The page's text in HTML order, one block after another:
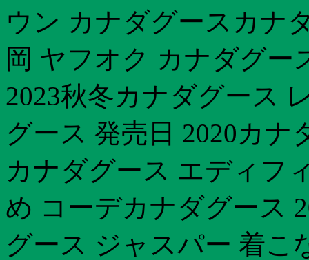
ウン カナダグースカナ
岡 ヤフオク カナダグ
2023秋冬カナダグース
グース 発売日 2020カ
カナダグース エディフ
め コーデカナダグース
グース ジャスパー 着こ